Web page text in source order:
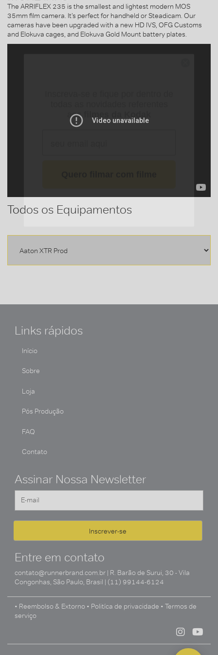
Todos os Equipamentos
The ARRIFLEX 235 is the smallest and lightest modern MOS
35mm film camera. It’s perfect for handheld or Steadicam. Our
cameras have been upgraded with a new HD IVS, OFG Customs
and Elokuva cages, and Elokuva Gold Mount battery plates.
Links rápidos
Início
Sobre
Loja
Pós Produção
FAQ
Contato
Assinar Nossa Newsletter
Entre em contato
contato@runnerbrand.com.br | R. Barão de Surui, 30 - Vila
Congonhas, São Paulo, Brasil | (11) 99144-6124
• Reembolso & Extorno • Politíca de privacidade • Termos de
serviço